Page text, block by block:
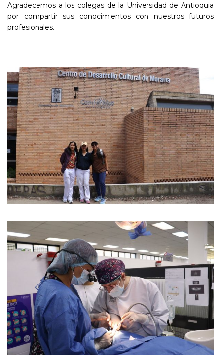
Agradecemos a los colegas de la Universidad de Antioquia
por compartir sus conocimientos con nuestros futuros
profesionales.